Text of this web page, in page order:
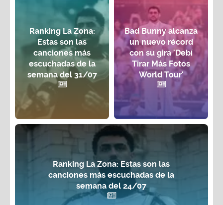
Ranking La Zona:
Estas son las
canciones más
escuchadas de la
semana del 31/07
Bad Bunny alcanza
un nuevo récord
con su gira 'Debí
Tirar Más Fotos
World Tour'
Ranking La Zona: Estas son las
canciones más escuchadas de la
semana del 24/07